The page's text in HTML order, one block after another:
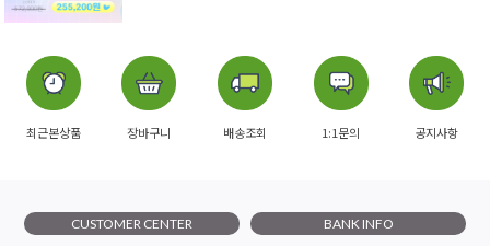
최근본상품 장바구니 배송조회 1:1문의 공지사항
CUSTOMER CENTER BANK INFO